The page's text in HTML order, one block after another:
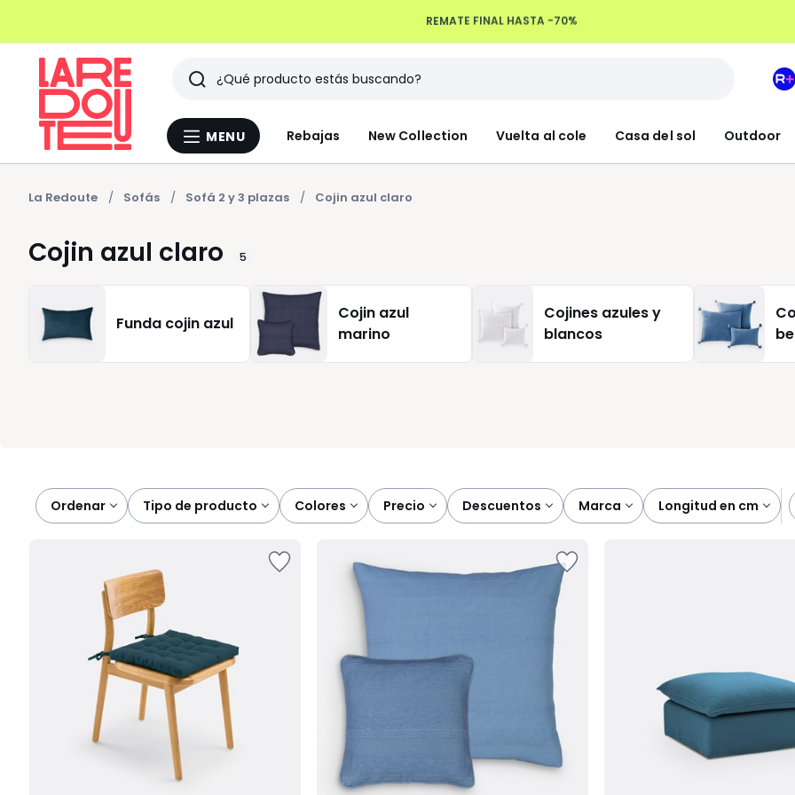
Devoluciones hasta 100 días
Menu
MENU Rebajas New Collection Vuelta al cole Casa del sol Outdoor
Buscar
Últimos
artículos
vistos
Mi
La Redoute Sofás Sofá 2 y 3 plazas Cojin azul claro
Cojin azul claro 5
Funda cojin azul
Cojin azul
marino
Cojines azules y
blancos
Ordenar
tipo de producto colores precio descuentos marca longitud en cm